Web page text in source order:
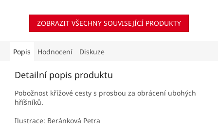
ZOBRAZIT VŠECHNY SOUVISEJÍCÍ PRODUKTY
Popis Hodnocení Diskuze
Detailní popis produktu
Pobožnost křížové cesty s prosbou za obrácení ubohých
hříšníků.
Ilustrace: Beránková Petra